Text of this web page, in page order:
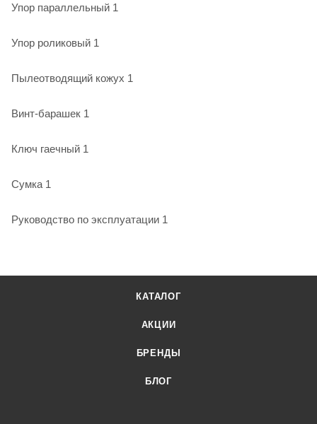
Упор параллельный 1
Упор роликовый 1
Пылеотводящий кожух 1
Винт-барашек 1
Ключ гаечный 1
Сумка 1
Руководство по эксплуатации 1
КАТАЛОГ
АКЦИИ
БРЕНДЫ
БЛОГ